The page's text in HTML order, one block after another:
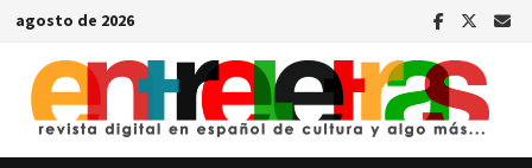
Saltar
contenido
agosto de 2026